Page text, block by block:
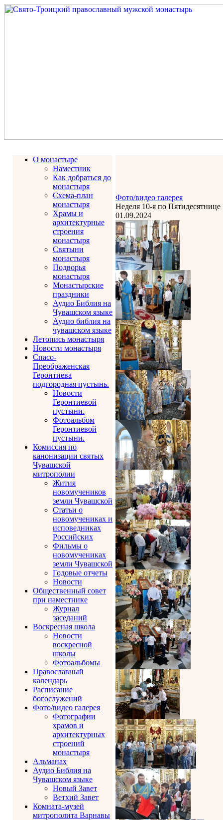
О монастыре
Наместник
Как добраться до
монастыря
Схема-план
монастыря
Храмы и
архитектурные
строения
монастыря
Святыни
монастыря
Подворья
монастыря
Монастырские
праздники
Аудио Библия на
Чувашском языке
Аудио библия на
чувашском языке
Летопись монастыря
Новости монастыря
Спасо-
Преображенская
Геронтиева
подгородная пустынь.
Новости
Геронтиевой
пустыни.
Фотоальбом
Геронтиевой
пустыни.
Комиссия по
канонизации святых
Чувашской
митрополии
Жития
новомучеников
земли Чувашской
Статьи о
новомучениках и
исповедниках
Российских
Фильмы о
новомучениках
земли Чувашской
Годовые отчеты
Новости
Общественный совет
при наместнике
Журнал
заседаний
Воскресная школа
Новости
воскресной
школы
Фотоальбомы
Православный
календарь
Расписание
богослужений
Фото/видео галерея
Фотографии
храмов и
архитектурных
строений
монастыря
Альманах
Аудио Библия на
Чувашском языке
Новый Завет
Ветхий Завет
Комната-музей
митрополита Варнавы
Фото/видео галерея
Неделя 10-я по Пятидесятнице
01.09.2024